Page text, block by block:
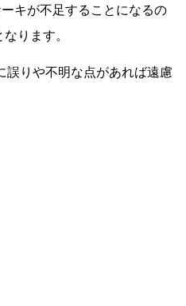
キが不足することになるの
なります。
りや不明な点があれば遠慮